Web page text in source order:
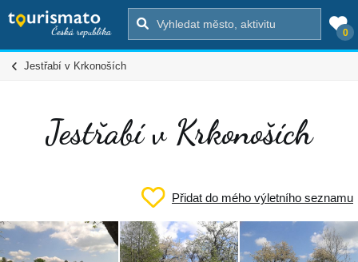
0
Jestřabí v Krkonoších
Jestřabí v Krkonoších
Přidat do mého výletního seznamu